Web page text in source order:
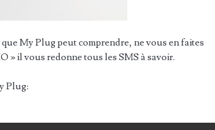
My Plug peut comprendre, ne vous en faites
» il vous redonne tous les SMS à savoir.
Plug: